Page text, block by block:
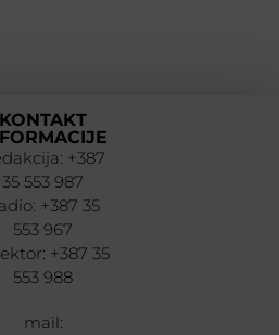
KONTAKT
+387
35 553 987
+387 35
553 967
+387 35
553 988
mail: